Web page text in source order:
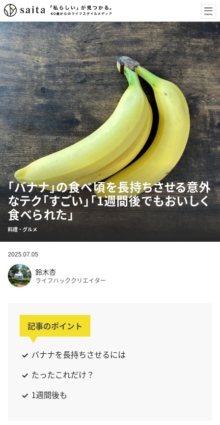
「バナナ」の食べ頃を長持ちさせる意外
なテク「すごい」「1週間後でもおいしく
食べられた」
料理・グルメ
2025.07.05
鈴木杏
ライフハッククリエイター
記事のポイント
バナナを長持ちさせるには
たったこれだけ？
1週間後も